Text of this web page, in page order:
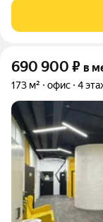
1 678 263 руб./
платежи).
690 900 ₽ в
173 м² офис 4